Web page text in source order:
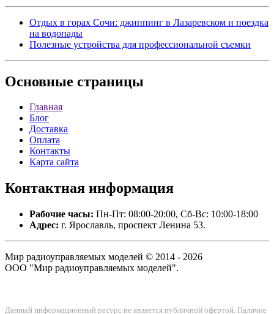
Отдых в горах Сочи: джиппинг в Лазаревском и поездка
на водопады
Полезные устройства для профессиональной съемки
Основные страницы
Главная
Блог
Доставка
Оплата
Контакты
Карта сайта
Контактная информация
Рабочие часы: Пн-Пт: 08:00-20:00, Сб-Вс: 10:00-18:00
Адрес: г. Ярославль, проспект Ленина 53.
Мир радиоуправляемых моделей © 2014 - 2026
ООО "Мир радиоуправляемых моделей".
Данный информационный ресурс не является публичной офертой. Наличие